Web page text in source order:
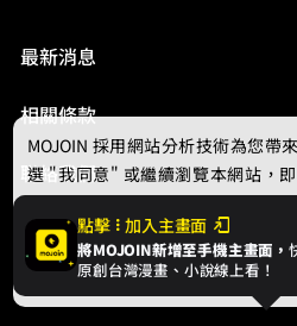
最新消息
相關條款
聯絡我們
© 2024 gamania Digital
點擊 加入主畫面
將MOJOIN新增至手機主畫面，
原創台灣漫畫、小說線上看！
MOJOIN 採用網站分析技術為您帶
選 "我同意" 或繼續瀏覽本網站，
Cookie，欲瞭解更多資訊請見隱私
我同意